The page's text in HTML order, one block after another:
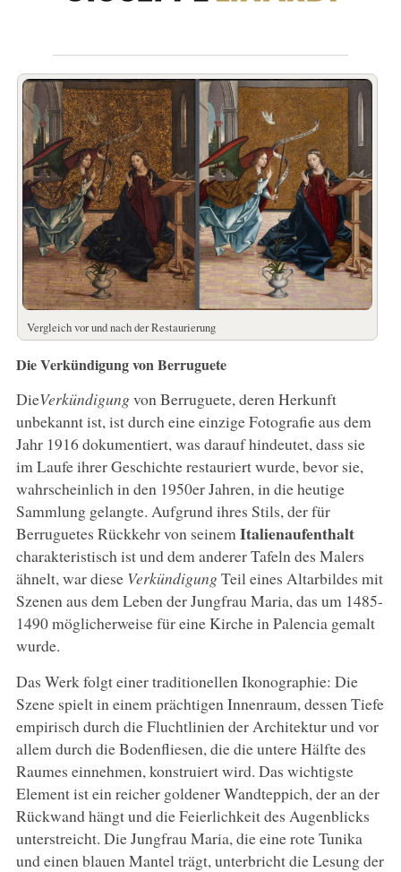
Vergleich vor und nach der Restaurierung
Die Verkündigung von Berruguete
DieVerkündigungvon Berruguete, deren Herkunft
unbekannt ist, ist durch eine einzige Fotografie aus dem
Jahr 1916 dokumentiert, was darauf hindeutet, dass sie
im Laufe ihrer Geschichte restauriert wurde, bevor sie,
wahrscheinlich in den 1950er Jahren, in die heutige
Sammlung gelangte. Aufgrund ihres Stils, der für
Berruguetes Rückkehr von seinemItalienaufenthalt
charakteristisch ist und dem anderer Tafeln des Malers
ähnelt, war diese VerkündigungTeil eines Altarbildes mit
Szenen aus dem Leben der Jungfrau Maria, das um 1485-
1490 möglicherweise für eine Kirche in Palencia gemalt
wurde.
Das Werk folgt einer traditionellen Ikonographie: Die
Szene spielt in einem prächtigen Innenraum, dessen Tiefe
empirisch durch die Fluchtlinien der Architektur und vor
allem durch die Bodenfliesen, die die untere Hälfte des
Raumes einnehmen, konstruiert wird. Das wichtigste
Element ist ein reicher goldener Wandteppich, der an der
Rückwand hängt und die Feierlichkeit des Augenblicks
unterstreicht. Die Jungfrau Maria, die eine rote Tunika
und einen blauen Mantel trägt, unterbricht die Lesung der